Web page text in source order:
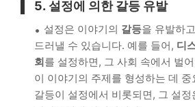
5.설정에 의한 갈등 유발
설정은 이야기의 갈등을 유발하
드러낼 수 있습니다. 예를 들어, 디
회를 설정하면, 그 사회 속에서 벌
이 이야기의 주제를 형성하는 데
갈등이 설정에서 비롯되면, 그 설